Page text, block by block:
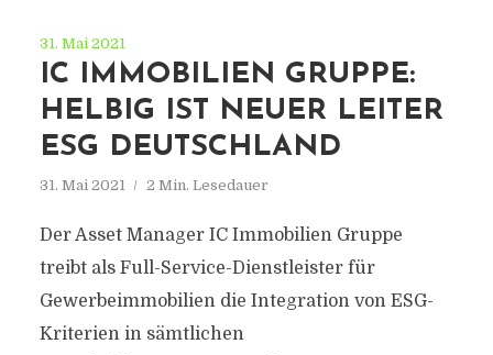
31. Mai 2021
IC IMMOBILIEN GRUPPE:
HELBIG IST NEUER LEITER
ESG DEUTSCHLAND
31. Mai 2021 2 Min. Lesedauer
Der Asset Manager IC Immobilien Gruppe
treibt als Full-Service-Dienstleister für
Gewerbeimmobilien die Integration von ESG-
Kriterien in sämtlichen